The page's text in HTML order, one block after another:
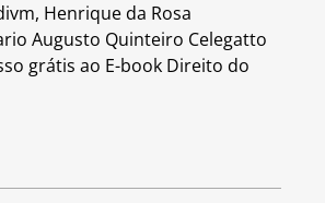
Henrique da Rosa
Augusto Quinteiro Celegatto
grátis ao E-book Direito do